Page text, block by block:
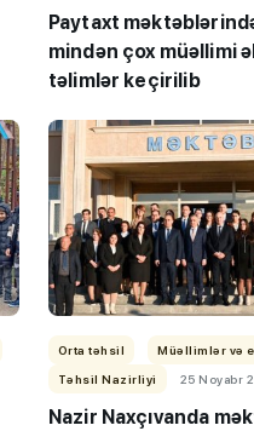
Paytaxt
mindən çox müəllimi
təlimlər keçirilib
Orta təhsil
Müəllimlər və
Təhsil Nazirliyi
25 Noyabr
Nazir Naxçıvanda